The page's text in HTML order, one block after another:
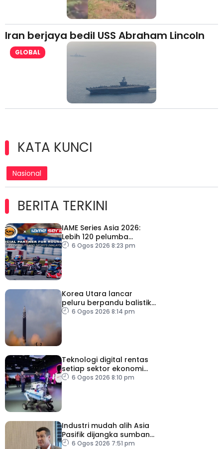
Iran berjaya bedil USS Abraham Lincoln
GLOBAL
KATA KUNCI
Nasional
BERITA TERKINI
IAME Series Asia 2026:
Lebih 120 pelumba
antarabangsa berentap
6 Ogos 2026 8:23 pm
Korea Utara lancar
peluru berpandu balistik
jarak dekat ke arah Laut
6 Ogos 2026 8:14 pm
Teknologi digital rentas
setiap sektor ekonomi
diperkasa seiring
6 Ogos 2026 8:10 pm
Industri mudah alih Asia
Pasifik dijangka sumbang
AS$1.4 trilion menjelang
6 Ogos 2026 7:51 pm